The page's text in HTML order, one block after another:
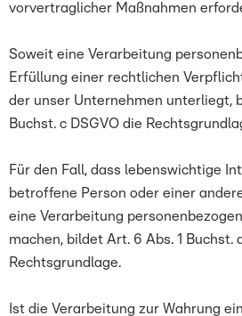
vorvertraglicher Maßnahmen
Soweit eine Verarbeitung
Erfüllung einer rechtlichen
der unser Unternehmen unterliegt,
Buchst. c DSGVO die
Für den Fall, dass lebenswichtige
betroffene Person oder einer
eine Verarbeitung
machen, bildet Art. 6 Abs. 1 Buchst.
Rechtsgrundlage.
Ist die Verarbeitung zur Wahrung